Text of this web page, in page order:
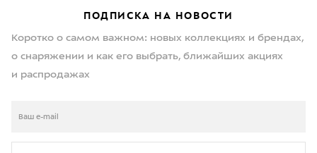
ПОДПИСКА НА НОВОСТИ
Коротко о самом важном: новых коллекциях и брендах,
о снаряжении и как его выбрать, ближайших акциях
и распродажах